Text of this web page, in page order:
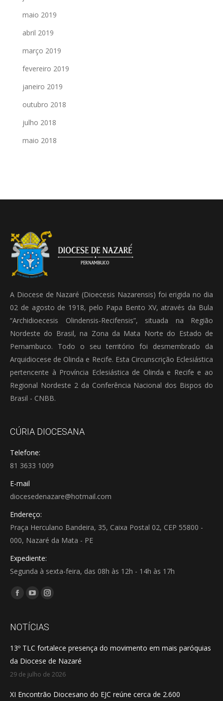
maio 2019
abril 2019
março 2019
fevereiro 2019
janeiro 2019
outubro 2018
julho 2018
maio 2018
A Diocese de Nazaré (Dioecesis Nazarensis) foi erigida no dia
02 de agosto de 1918, pelo Papa Bento XV, através da Bula
“Archidioecesis Olindensis-Recifensis”, situada na Região
Nordeste do Brasil, na Zona da Mata Norte do Estado de
Pernambuco. Todo o seu território foi desmembrado da
Arquidiocese de Olinda e Recife. Esta Circunscrição Eclesiástica
pertencente à Província Eclesiástica de Olinda e Recife e ao
Regional Nordeste 2 da Conferência Nacional dos Bispos do
Brasil - CNBB.
CÚRIA DIOCESANA
Telefone:
81 3633 1009
E-mail
diocesedenazare@hotmail.com
Endereço:
Praça Herculano Bandeira, 35, Caixa Postal 02, CEP 55800 -
000, Nazaré da Mata - PE
Expediente:
Segunda à sexta-feira, das 08h às 12h - 14h às 17h
Encontre-nos em:
Facebook
opens
new
window
YouTube
opens
new
window
Instagram
opens
new
window
NOTÍCIAS
13º TLC fortalece presença do movimento em mais paróquias
da Diocese de Nazaré
29 de julho de 2026
XI Encontrão Diocesano do EJC reúne cerca de 2.600